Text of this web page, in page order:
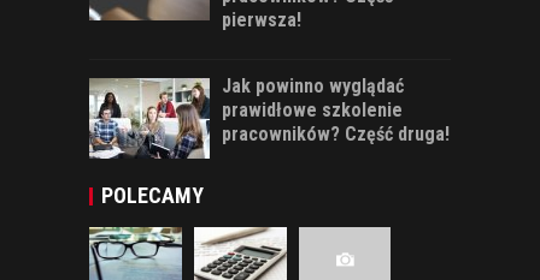
pierwsza!
Jak powinno wyglądać
prawidłowe szkolenie
pracowników? Część druga!
POLECAMY